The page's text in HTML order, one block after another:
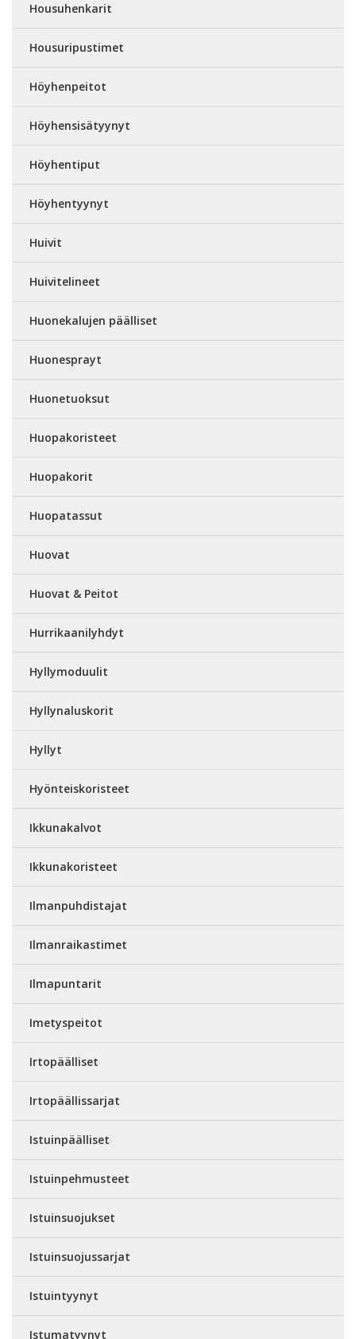
Housuhenkarit
Housuripustimet
Höyhenpeitot
Höyhensisätyynyt
Höyhentiput
Höyhentyynyt
Huivit
Huivitelineet
Huonekalujen päälliset
Huonesprayt
Huonetuoksut
Huopakoristeet
Huopakorit
Huopatassut
Huovat
Huovat & Peitot
Hurrikaanilyhdyt
Hyllymoduulit
Hyllynaluskorit
Hyllyt
Hyönteiskoristeet
Ikkunakalvot
Ikkunakoristeet
Ilmanpuhdistajat
Ilmanraikastimet
Ilmapuntarit
Imetyspeitot
Irtopäälliset
Irtopäällissarjat
Istuinpäälliset
Istuinpehmusteet
Istuinsuojukset
Istuinsuojussarjat
Istuintyynyt
Istumatyynyt